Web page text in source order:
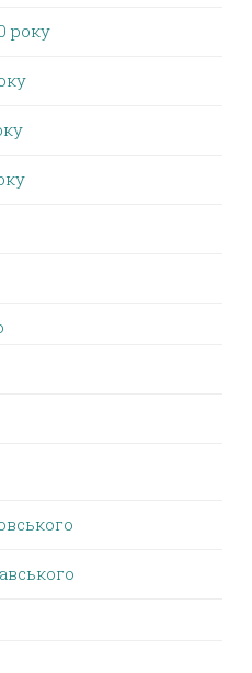
року